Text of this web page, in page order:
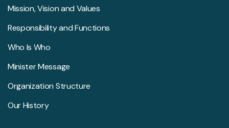
Mission, Vision and Values
Responsibility and Functions
Who Is Who
Minister Message
Organization Structure
Our History